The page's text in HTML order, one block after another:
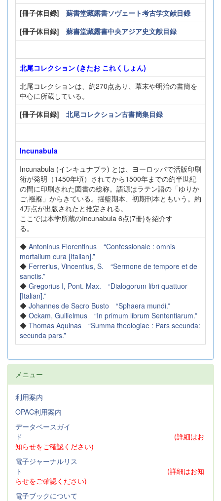
[冊子体目録]
蘇書堂藏露書ソヴェート考古学文献目録
[冊子体目録]
蘇書堂藏露書中央アジア史文献目録
北尾コレクション (きたお これくしょん)
北尾コレクションは、約270点あり、幕末や明治の書簡を
中心に所蔵している。
[冊子体目録]
北尾コレクション古書簡集目録
Incunabula
Incunabula (インキュナブラ) とは、ヨーロッパで活版印刷
術が発明（1450年頃）されてから1500年までの約半世紀
の間に印刷された図書の総称。語源はラテン語の「ゆりか
ご,襁褓」からきている。揺籃期本、初期刊本ともいう。約
4万点が出版されたと推定される。
ここでは本学所蔵のIncunabula 6点(7冊)を紹介す
る。
◆ Antoninus Florentinus “Confessionale : omnis
mortalium cura [Italian].”
◆ Ferrerius, Vincentius, S. “Sermone de tempore et de
sanctis.”
◆ Gregorius I, Pont. Max. “Dialogorum libri quattuor
[Italian].”
◆ Johannes de Sacro Busto “Sphaera mundi.”
◆ Ockam, Guilielmus “In primum librum Sententiarum.”
◆ Thomas Aquinas “Summa theologiae : Pars secunda:
secunda pars.”
メニュー
利用案内
OPAC利用案内
データベースガイ
ド
(詳細はお
知らせをご確認ください)
電子ジャーナルリス
ト
(詳細はお知
らせをご確認ください)
電子ブックについて